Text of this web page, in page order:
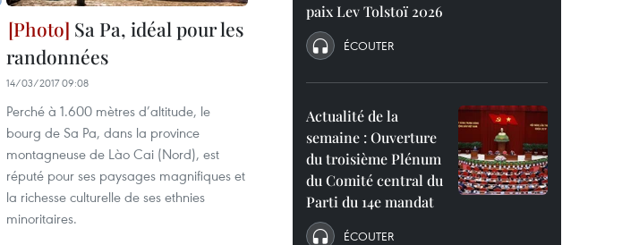
Sa Pa, idéal pour les
randonnées
14/03/2017 09:08
Perché à 1.600 mètres d’altitude, le
bourg de Sa Pa, dans la province
montagneuse de Lào Cai (Nord), est
réputé pour ses paysages magnifiques et
la richesse culturelle de ses ethnies
minoritaires.
paix Lev Tolstoï 2026
ÉCOUTER
Actualité de la
semaine : Ouverture
du troisième Plénum
du Comité central du
Parti du 14e mandat
ÉCOUTER